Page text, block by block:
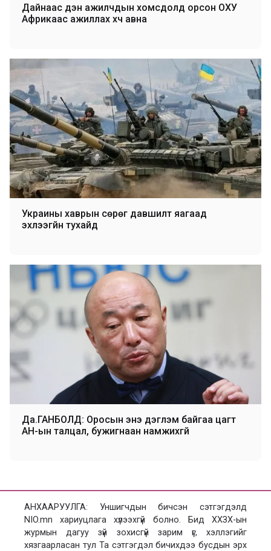
Дайнаас үүдэн ажилчдын хомсдолд орсон ОХУ
Африкаас ажиллах хүч авна
Украины хаврын сөрөг давшилт яагаад
эхлээгүйн тухайд
Да.ГАНБОЛД: Оросын энэ дэглэм байгаа цагт
АН-ын талцал, бужигнаан намжихгүй
АНХААРУУЛГА: Уншигчдын бичсэн сэтгэгдэлд
NIO.mn хариуцлага хүлээхгүй болно. Бид ХХЗХ-ын
журмын дагуу зүй зохисгүй зарим үг, хэллэгийг
хязгаарласан тул Та сэтгэгдэл бичихдээ бусдын эрх